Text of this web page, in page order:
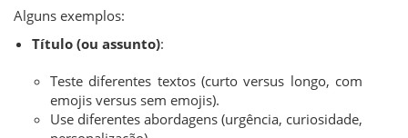
Alguns exemplos:
Título (ou assunto):
Teste diferentes textos (curto versus longo, com
emojis versus sem emojis).
Use diferentes abordagens (urgência, curiosidade,